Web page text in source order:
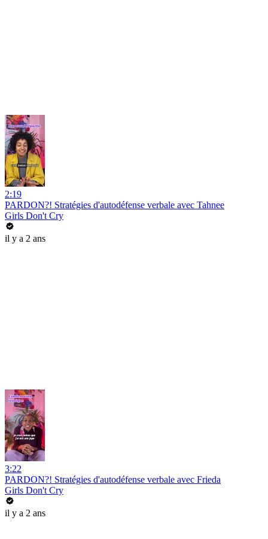
2:19
PARDON?! Stratégies d'autodéfense verbale avec Tahnee
Girls Don't Cry
il y a 2 ans
3:22
PARDON?! Stratégies d'autodéfense verbale avec Frieda
Girls Don't Cry
il y a 2 ans